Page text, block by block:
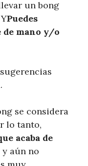
un bong
Puedes
de mano y/o
se considera
lo tanto,
acaba de
y aún no